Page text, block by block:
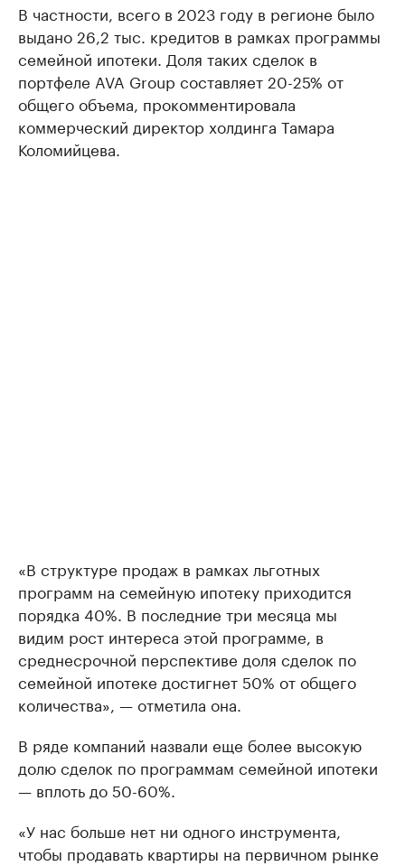
В частности, всего в 2023 году в регионе было
выдано 26,2 тыс. кредитов в рамках программы
семейной ипотеки. Доля таких сделок в
портфеле AVA Group составляет 20-25% от
общего объема, прокомментировала
коммерческий директор холдинга Тамара
Коломийцева.
«В структуре продаж в рамках льготных
программ на семейную ипотеку приходится
порядка 40%. В последние три месяца мы
видим рост интереса этой программе, в
среднесрочной перспективе доля сделок по
семейной ипотеке достигнет 50% от общего
количества», — отметила она.
В ряде компаний назвали еще более высокую
долю сделок по программам семейной ипотеки
— вплоть до 50-60%.
«У нас больше нет ни одного инструмента,
чтобы продавать квартиры на первичном рынке